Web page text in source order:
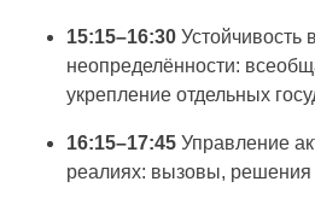
15:15–16:30 Устойчивость
неопределённости:
укрепление отдельных
16:15–17:45 Управление
реалиях: вызовы, решения